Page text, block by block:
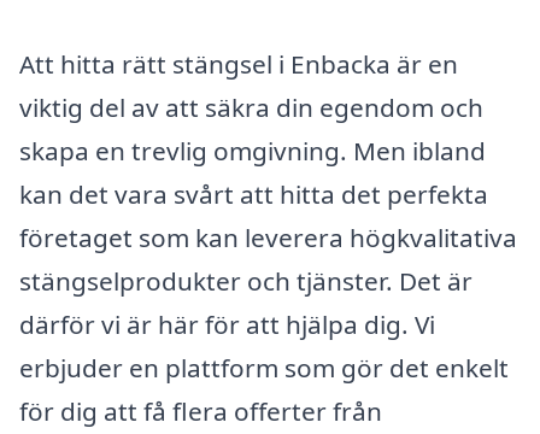
Att hitta rätt stängsel i Enbacka är en
viktig del av att säkra din egendom och
skapa en trevlig omgivning. Men ibland
kan det vara svårt att hitta det perfekta
företaget som kan leverera högkvalitativa
stängselprodukter och tjänster. Det är
därför vi är här för att hjälpa dig. Vi
erbjuder en plattform som gör det enkelt
för dig att få flera offerter från